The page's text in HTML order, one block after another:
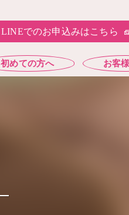
LINEでのお申込みはこちら
初めての方へ お客